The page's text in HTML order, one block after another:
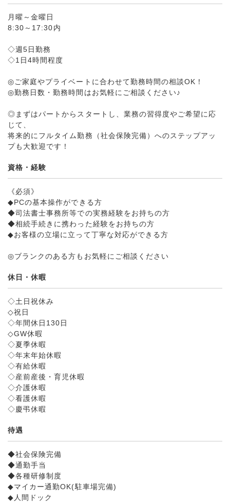
月曜～金曜日
8:30～17:30内
◇週5日勤務
◇1日4時間程度
◎ご家庭やプライベートに合わせて勤務時間の相談OK！
◎勤務日数・勤務時間はお気軽にご相談ください♪
◎まずはパートからスタートし、業務の習得度やご希望に応
じて、
将来的にフルタイム勤務（社会保険完備）へのステップアッ
プも大歓迎です！
資格・経験
《必須》
◆PCの基本操作ができる方
◆司法書士事務所等での実務経験をお持ちの方
◆相続手続きに携わった経験をお持ちの方
◆お客様の立場に立って丁寧な対応ができる方
◎ブランクのある方もお気軽にご相談ください
休日・休暇
◇土日祝休み
◇祝日
◇年間休日130日
◇GW休暇
◇夏季休暇
◇年末年始休暇
◇有給休暇
◇産前産後・育児休暇
◇介護休暇
◇看護休暇
◇慶弔休暇
待遇
◆社会保険完備
◆通勤手当
◆各種研修制度
◆マイカー通勤OK(駐車場完備)
◆人間ドック